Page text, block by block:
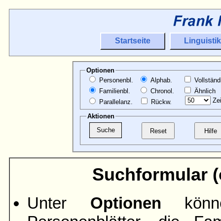
Startseite Linguistik
Optionen
Personenbl.
Familienbl.
Parallelanz.
Alphab.
Chronol.
Rückw.
Ähnlich
Aktionen
Suchformular
Unter Optionen